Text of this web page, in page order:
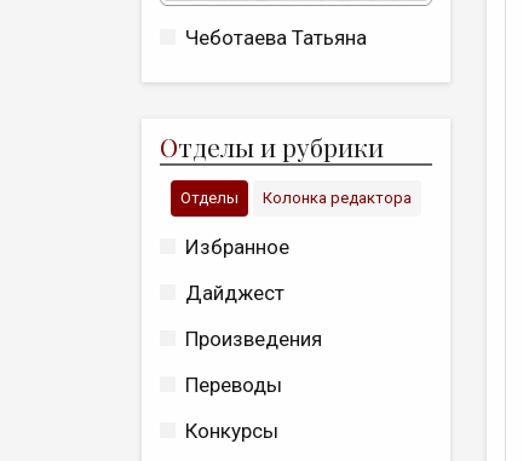
Чеботаева Татьяна
Отделы и рубрики
Отделы Колонка редактора
Избранное
Дайджест
Произведения
Переводы
Конкурсы